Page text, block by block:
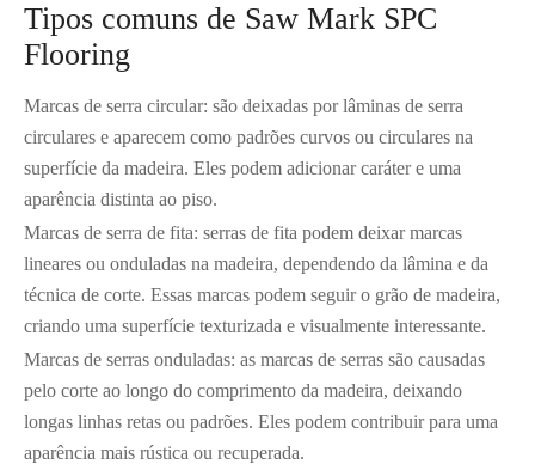
Tipos comuns de Saw Mark SPC
Flooring
Marcas de serra circular: são deixadas por lâminas de serra
circulares e aparecem como padrões curvos ou circulares na
superfície da madeira. Eles podem adicionar caráter e uma
aparência distinta ao piso.
Marcas de serra de fita: serras de fita podem deixar marcas
lineares ou onduladas na madeira, dependendo da lâmina e da
técnica de corte. Essas marcas podem seguir o grão de madeira,
criando uma superfície texturizada e visualmente interessante.
Marcas de serras onduladas: as marcas de serras são causadas
pelo corte ao longo do comprimento da madeira, deixando
longas linhas retas ou padrões. Eles podem contribuir para uma
aparência mais rústica ou recuperada.